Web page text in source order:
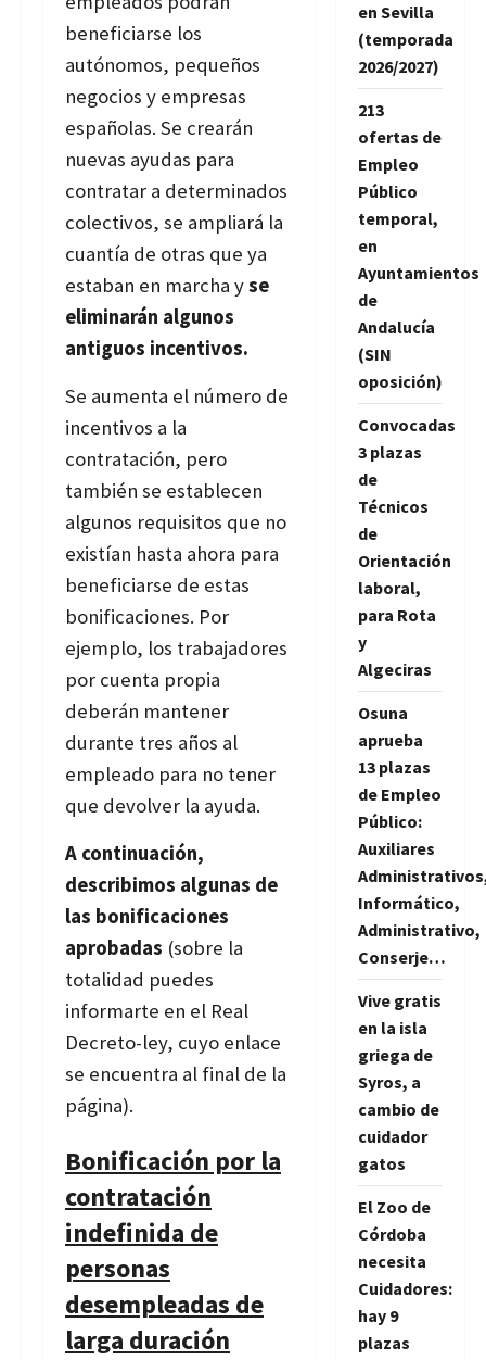
beneficiarse los
autónomos, pequeños
negocios y empresas
españolas. Se crearán
nuevas ayudas para
contratar a determinados
colectivos, se ampliará la
cuantía de otras que ya
estaban en marcha yse
eliminarán algunos
antiguos incentivos.
Se aumenta el número de
incentivos a la
contratación, pero
también se establecen
algunos requisitos que no
existían hasta ahora para
beneficiarse de estas
bonificaciones. Por
ejemplo, los trabajadores
por cuenta propia
deberán mantener
durante tres años al
empleado para no tener
que devolver la ayuda.
A continuación,
describimos algunas de
las bonificaciones
aprobadas (sobre la
totalidad puedes
informarte en el Real
Decreto-ley, cuyo enlace
se encuentra al final de la
página).
Bonificación por la
contratación
indefinida de
personas
desempleadas de
larga duración
en Sevilla
(temporada
2026/2027)
213
ofertas de
Empleo
Público
temporal,
en
Ayuntamientos
de
Andalucía
(SIN
oposición)
Convocadas
3 plazas
de
Técnicos
de
Orientación
laboral,
para Rota
y
Algeciras
Osuna
aprueba
13 plazas
de Empleo
Público:
Auxiliares
Informático,
Administrativo,
Conserje…
Vive gratis
en la isla
griega de
Syros, a
cambio de
cuidador
gatos
El Zoo de
Córdoba
necesita
Cuidadores:
hay 9
plazas